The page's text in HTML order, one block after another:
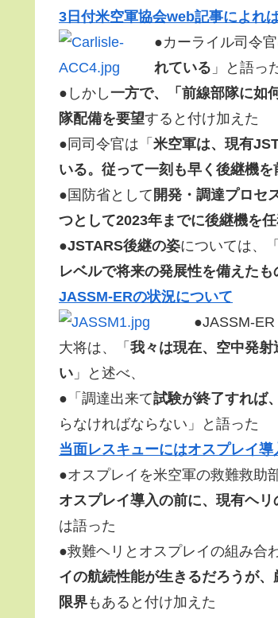
3日付米空軍協会web記事によれ
●カーライル司令
れている 」と語っ
●しかし一方で、「前線部隊に如
隊配備を要望すると付け加えた
●同司令官は「 米空軍は、現有
いる。従って一刻も早く後継機
●国防省として 開発・調達プロセ
つとして2023年までに後継機を
●JSTARS後継の姿については、「
レベルで将来の発展性を備えた
JASSM-ERの状況について
●JASSM-
大将は、「 我々は現在、空中発
い 」と述べ、
●「調達出来て試験が終了すれば
らなければならない」と語った
当面レスキューにはオスプレイ導
●オスプレイを米空軍の救難救助
オスプレイ導入の前に、現有ヘ
は語った
●救難ヘリとオスプレイの組み合
イの航続性能が生きるだろうが
限界もあると付け加えた